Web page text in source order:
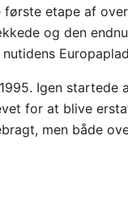
første etape af
og den
Igen startede
for at blive
men både